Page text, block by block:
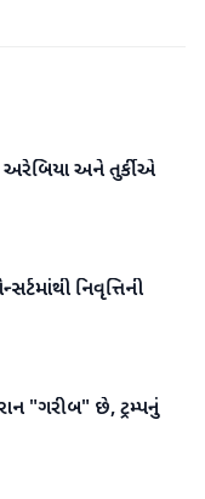
અરેબિયા અને તુર્કીએ
નિવૃત્તિની
"ગરીબ" છે, ટ્રમ્પનું